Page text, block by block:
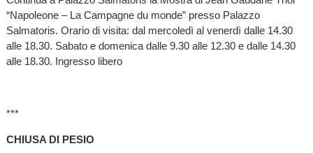
“Napoleone – La Campagne du monde” presso Palazzo
Salmatoris. Orario di visita: dal mercoledì al venerdì dalle 14.30
alle 18.30. Sabato e domenica dalle 9.30 alle 12.30 e dalle 14.30
alle 18.30. Ingresso libero
***
CHIUSA DI PESIO